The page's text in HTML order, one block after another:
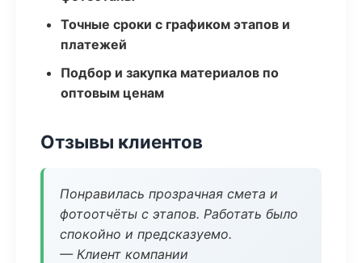
Точные сроки с графиком этапов и
платежей
Подбор и закупка материалов по
оптовым ценам
Отзывы клиентов
Понравилась прозрачная смета и
фотоотчёты с этапов. Работать было
спокойно и предсказуемо.
— Клиент компании